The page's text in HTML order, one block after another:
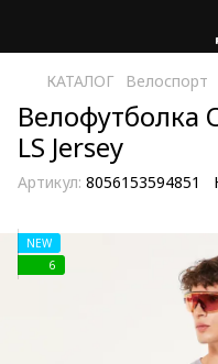
КАТАЛОГ Велоспорт
Велофутболка
LS Jersey
Артикул: 8056153594851
NEW
6